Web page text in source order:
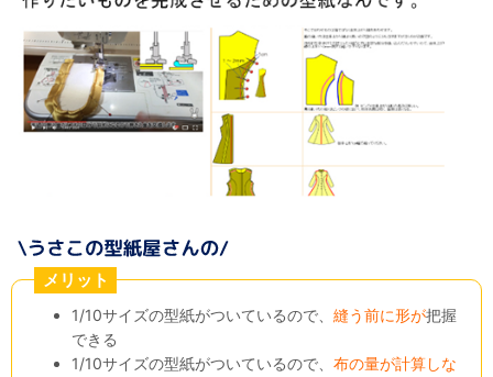
メリット
1/10サイズの型紙がついているので、縫う前に形が把握
できる
1/10サイズの型紙がついているので、布の量が計算しな